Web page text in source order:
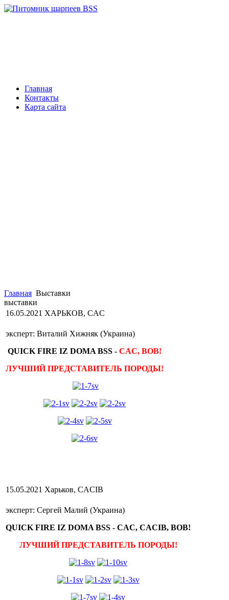
Главная
Контакты
Карта сайта
Главная Выставки
выставки
16.05.2021 ХАРЬКОВ, CAC
эксперт: Виталий Хижняк (Украина)
QUICK FIRE IZ DOMA BSS - CAC, BOB!
ЛУЧШИЙ ПРЕДСТАВИТЕЛЬ ПОРОДЫ!
15.05.2021 Харьков, CACIB
эксперт: Сергей Малий (Украина)
QUICK FIRE IZ DOMA BSS - CAC, CACIB, BOB!
ЛУЧШИЙ ПРЕДСТАВИТЕЛЬ ПОРОДЫ!